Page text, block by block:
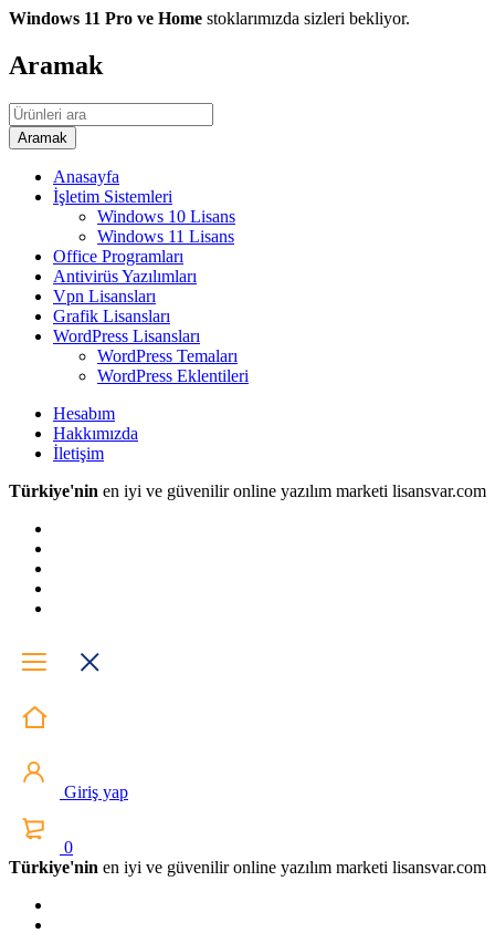
Windows 11 Pro ve Home stoklarımızda sizleri bekliyor.
Aramak
Anasayfa
İşletim Sistemleri
Windows 10 Lisans
Windows 11 Lisans
Office Programları
Antivirüs Yazılımları
Vpn Lisansları
Grafik Lisansları
WordPress Lisansları
WordPress Temaları
WordPress Eklentileri
Hesabım
Hakkımızda
İletişim
Türkiye'nin en iyi ve güvenilir online yazılım marketi lisansvar.com
Giriş yap
0
Türkiye'nin en iyi ve güvenilir online yazılım marketi lisansvar.com